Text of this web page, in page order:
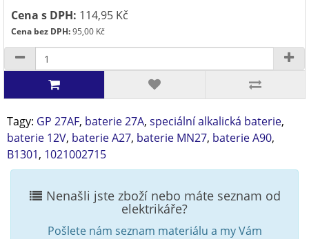
Cena s DPH: 114,95 Kč
Cena bez DPH:95,00 Kč
Tagy: GP 27AF, baterie 27A, speciální alkalická baterie,
baterie 12V, baterie A27, baterie MN27, baterie A90,
B1301, 1021002715
Nenašli jste zboží nebo máte seznam od
elektrikáře?
Pošlete nám seznam materiálu a my Vám